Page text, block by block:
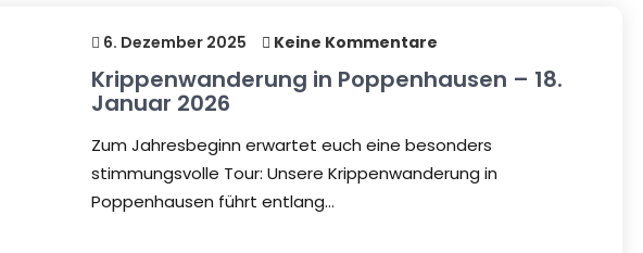
6. Dezember 2025 Keine Kommentare
Krippenwanderung in Poppenhausen – 18.
Januar 2026
Zum Jahresbeginn erwartet euch eine besonders
stimmungsvolle Tour: Unsere Krippenwanderung in
Poppenhausen führt entlang…